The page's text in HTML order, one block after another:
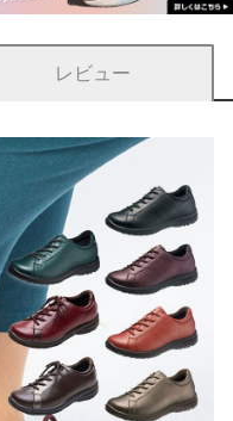
レビュー